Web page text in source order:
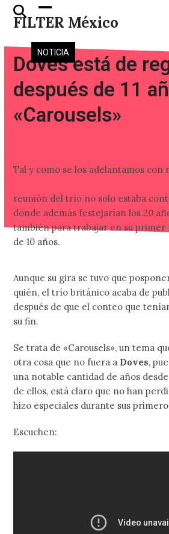
Skip
FILTER México
Open
mobile
menu
Close
mobile
menu
NOTICIA
Doves está de
después de 11
«Carousels»
Tal y como se los adelantamos con
reunión del trío no solo estaba
donde además festejarían los 20
también para trabajar en su primer
de 10 años.
Aunque su gira se tuvo que
quién, el trío británico acaba de
después de que el conteo que
su fin.
Se trata de «Carousels», un tema
otra cosa que no fuera a Doves,
una notable cantidad de años
de ellos, está claro que no han
hizo especiales durante sus
Escuchen: